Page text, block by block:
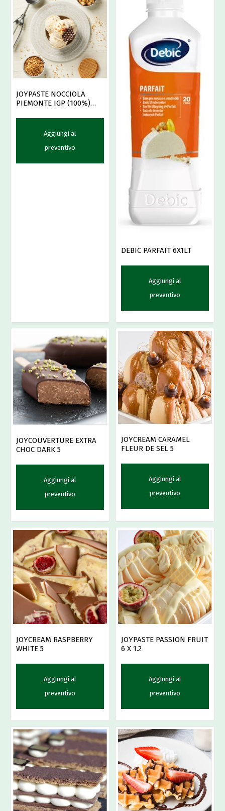
JOYPASTE NOCCIOLA
PIEMONTE IGP (100%)
Aggiungi al
preventivo
DEBIC PARFAIT 6X1LT
Aggiungi al
preventivo
JOYCOUVERTURE EXTRA
CHOC DARK 5
Aggiungi al
preventivo
JOYCREAM CARAMEL
FLEUR DE SEL 5
Aggiungi al
preventivo
JOYCREAM RASPBERRY
WHITE 5
Aggiungi al
preventivo
JOYPASTE PASSION FRUIT
6 X 1.2
Aggiungi al
preventivo